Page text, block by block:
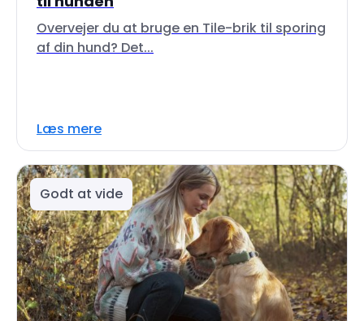
Overvejer du at bruge en Tile-brik til sporing
af din hund? Det...
Læs mere
Godt at vide